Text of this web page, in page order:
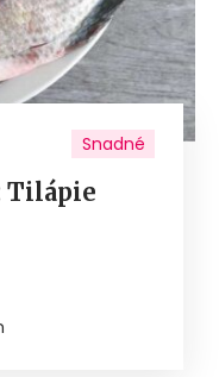
Snadné
Tilápie